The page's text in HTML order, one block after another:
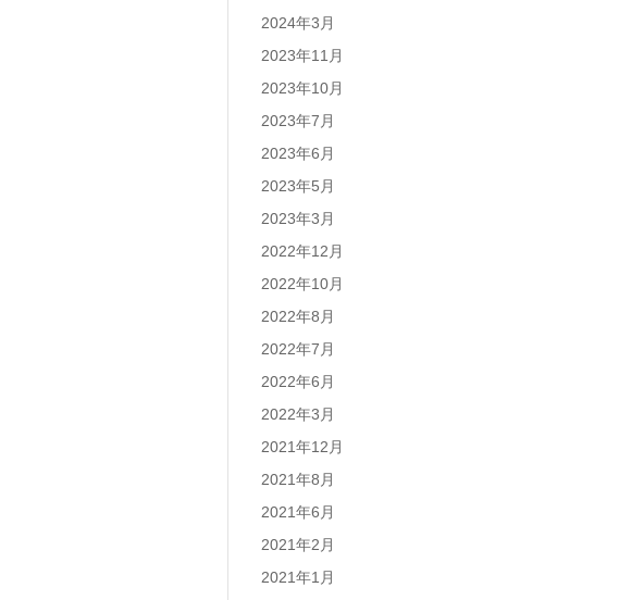
2024年3月
2023年11月
2023年10月
2023年7月
2023年6月
2023年5月
2023年3月
2022年12月
2022年10月
2022年8月
2022年7月
2022年6月
2022年3月
2021年12月
2021年8月
2021年6月
2021年2月
2021年1月